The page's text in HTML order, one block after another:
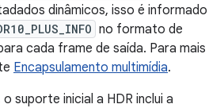
dinâmicos, isso é informado
no formato de
cada frame de saída. Para mais
Encapsulamento multimídia.
suporte inicial a HDR inclui a